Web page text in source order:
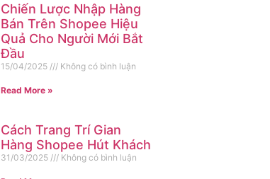
Chiến Lược Nhập Hàng
Bán Trên Shopee Hiệu
Quả Cho Người Mới Bắt
Đầu
15/04/2025 Không có bình luận
Read More »
Cách Trang Trí Gian
Hàng Shopee Hút Khách
31/03/2025 Không có bình luận